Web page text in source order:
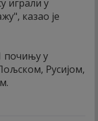
играли у
казао је
почињу у
Русијом,